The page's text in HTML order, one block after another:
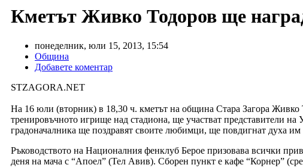
Кметът Живко Тодоров ще
понеделник, юли 15, 2013, 15:54
Община
Добавете коментар
STZAGORA.NET
На 16 юли (вторник) в 18,30 ч. кметът на община Стара Загора
тренировъчното игрище над стадиона, ще участват представители
градоначалника ще поздравят своите любимци, ще повдигнат духа
Ръководството на Националния фенклуб Берое призовава всички
деня на мача с “Апоел” (Тел Авив). Сборен пункт е кафе “Корнер”